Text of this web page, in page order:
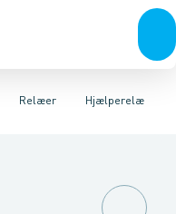
Forgreningsmateriel
Relæerog softstartere
Hjælperelæ